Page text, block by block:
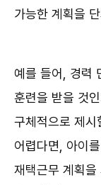
가능한 계획을
예를 들어, 경력
훈련을 받을 것
구체적으로 제시
어렵다면, 아이
재택근무 계획을